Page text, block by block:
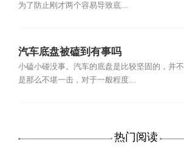
为了防止刚才两个容易导致底...
汽车底盘被磕到有事吗
小磕小碰没事。汽车的底盘是比较坚固的，并不
是那么不堪一击，对于一般程度...
热门阅读